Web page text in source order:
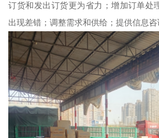
订货和发出订货更为省力；增加订单处
出现差错；调整需求和供给；提供信息咨